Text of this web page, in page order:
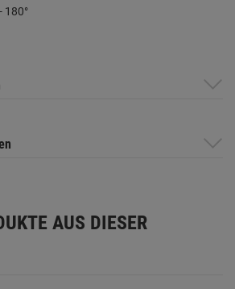
180°
AUS DIESER